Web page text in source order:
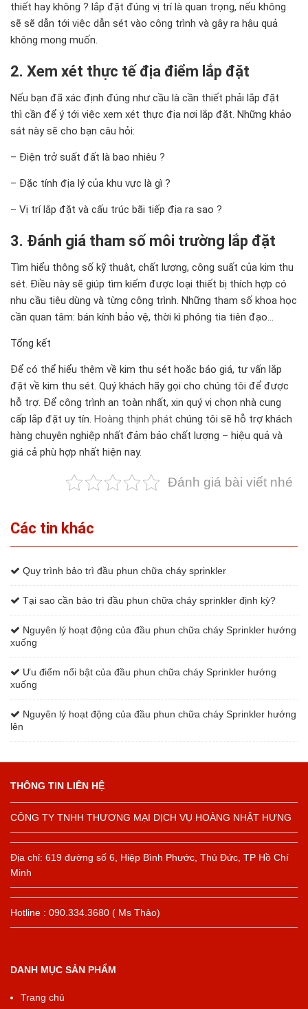
thiết hay không ? lắp đặt đúng vị trí là quan trọng, nếu không
sẽ sẽ dẫn tới việc dẫn sét vào công trình và gây ra hậu quả
không mong muốn.
2. Xem xét thực tế địa điểm lắp đặt
Nếu bạn đã xác định đúng như cầu là cần thiết phải lắp đặt
thì cần đểý tới việc xem xét thực địa nơi lắp đặt. Những khảo
sát này sẽ cho bạn câu hỏi:
– Điện trở suất đất là bao nhiêu ?
– Đặc tính địa lý của khu vực là gì ?
– Vị trí lắp đặt và cấu trúc bãi tiếp địa ra sao ?
3. Đánh giá tham số môi trường lắp đặt
Tìm hiểu thông số kỹ thuật, chất lượng, công suất của kim thu
sét. Điều này sẽ giúp tìm kiếm được loại thiết bị thích hợp có
nhu cầu tiêu dùng và từng công trình. Những tham số khoa học
cần quan tâm: bán kính bảo vệ, thời kì phóng tia tiên đạo…
Tổng kết
Để có thể hiểu thêm về kim thu sét hoặc báo giá, tư vấn lắp
đặt về kim thu sét. Quý khách hãy gọi cho chúng tôi để được
hỗ trợ. Để công trình an toàn nhất, xin quý vị chọn nhà cung
cấp lắp đặt uy tín. Hoàng thịnh phát chúng tôi sẽ hỗ trợ khách
hàng chuyên nghiệp nhất đảm bảo chất lượng – hiệu quả và
giá cả phù hợp nhất hiện nay.
Đánh giá bài viết nhé
Các tin khác
Quy trình bảo trì đầu phun chữa cháy sprinkler
Tại sao cần bảo trì đầu phun chữa cháy sprinkler định kỳ?
Nguyên lý hoạt động của đầu phun chữa cháy Sprinkler hướng
xuống
Ưu điểm nổi bật của đầu phun chữa cháy Sprinkler hướng
xuống
Nguyên lý hoạt động của đầu phun chữa cháy Sprinkler hướng
lên
THÔNG TIN LIÊN HỆ
CÔNG TY TNHH THƯƠNG MẠI DỊCH VỤ HOÀNG NHẬT HƯNG
Địa chỉ: 619 đường số 6, Hiệp Bình Phước, Thủ Đức, TP Hồ Chí
Minh
Hotline : 090.334.3680 ( Ms Thảo)
DANH MỤC SẢN PHẨM
Trang chủ